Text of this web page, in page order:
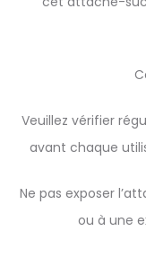
Veuillez vérifier
avant chaque
Ne pas exposer
ou à une